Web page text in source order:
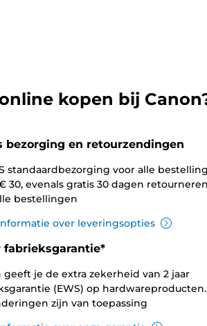
kopen bij
bezorging en retourzendingen
standaardbezorging voor alle
30, evenals gratis 30 dagen
bestellingen
over leveringsopties
fabrieksgarantie*
geeft je de extra zekerheid van 2 jaar
(EWS) op hardwareproducten.
zijn van toepassing